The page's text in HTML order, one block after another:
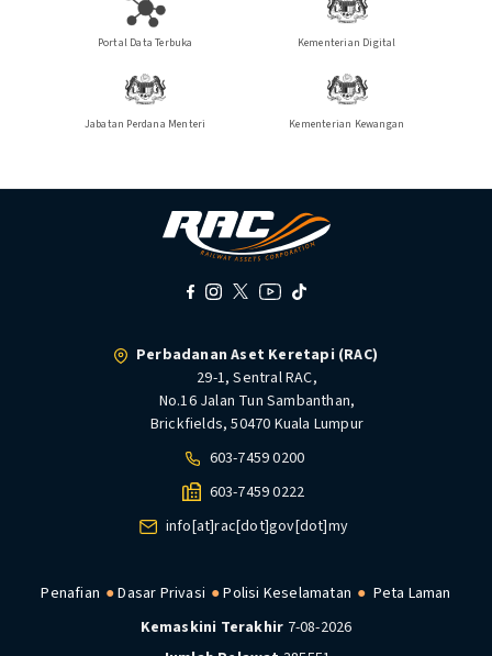
Portal Data Terbuka Kementerian Digital
Jabatan Perdana Menteri Kementerian Kewangan
Perbadanan Aset Keretapi (RAC)
29-1, Sentral RAC,
No.16 Jalan Tun Sambanthan,
Brickfields, 50470 Kuala Lumpur
603-7459 0200
603-7459 0222
info[at]rac[dot]gov[dot]my
Penafian Dasar Privasi Polisi Keselamatan
Peta Laman
Kemaskini Terakhir 7-08-2026